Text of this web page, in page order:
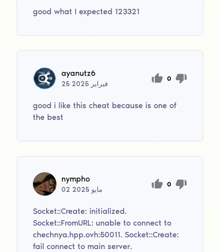
good what I expected 123321
ayanutz6
25 فبراير
0
good i like this cheat because is one of
the best
nympho
02 مايو
0
Socket::Create: initialized.
Socket::FromURL: unable to connect to
chechnya.hpp.ovh:50011. Socket::Create:
fail connect to main server.